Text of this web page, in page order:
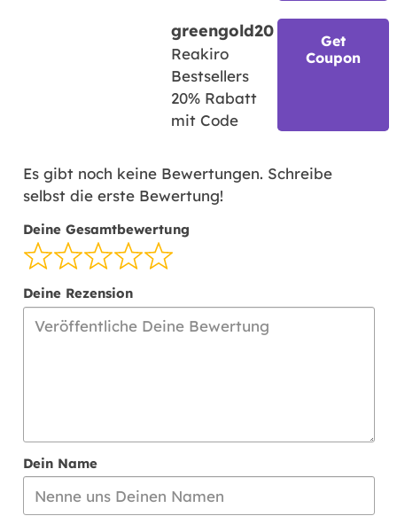
greengold20
Reakiro
Bestsellers
20% Rabatt
mit Code
Get
Coupon
Es gibt noch keine Bewertungen. Schreibe
selbst die erste Bewertung!
Deine Gesamtbewertung
Deine Rezension
Dein Name